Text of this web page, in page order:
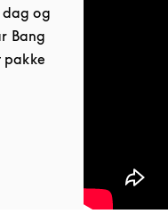
og
Bang
pakke